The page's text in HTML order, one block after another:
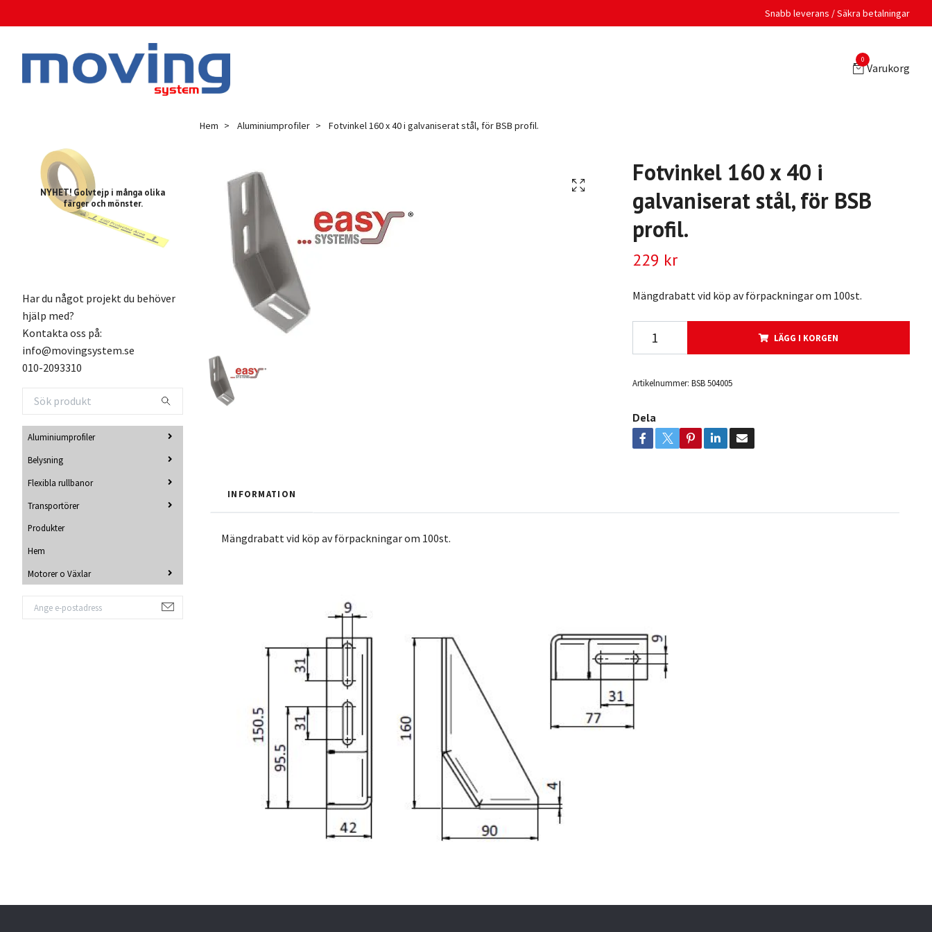
Snabb leverans / Säkra betalningar
0
Varukorg
NYHET! Golvtejp i många olika
färger och mönster.
Har du något projekt du behöver
hjälp med?
Kontakta oss på:
info@movingsystem.se
010-2093310
Aluminiumprofiler
Belysning
Flexibla rullbanor
Transportörer
Produkter
Hem
Motorer o Växlar
Hem Aluminiumprofiler Fotvinkel 160 x 40 i galvaniserat stål, för BSB profil.
Fotvinkel 160 x 40 i
galvaniserat stål, för BSB
profil.
229 kr
Mängdrabatt vid köp av förpackningar om 100st.
LÄGG I KORGEN
Artikelnummer: BSB 504005
Dela
INFORMATION
Mängdrabatt vid köp av förpackningar om 100st.